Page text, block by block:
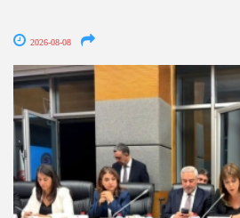
2026-08-08